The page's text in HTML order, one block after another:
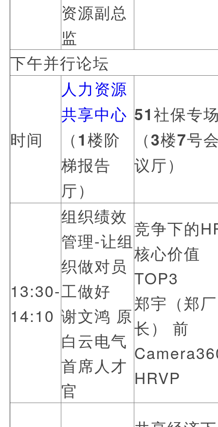
资源副总
监
下午并行论坛
时间
人力资源
共享中心
（1楼阶
梯报告
厅）
51社保专
（3楼7号
议厅）
13:30-
14:10
组织绩效
管理-让组
织做对员
工做好
谢文鸿 原
白云电气
首席人才
官
竞争下的
核心价值
TOP3
郑宇（郑厂
长） 前
HRVP